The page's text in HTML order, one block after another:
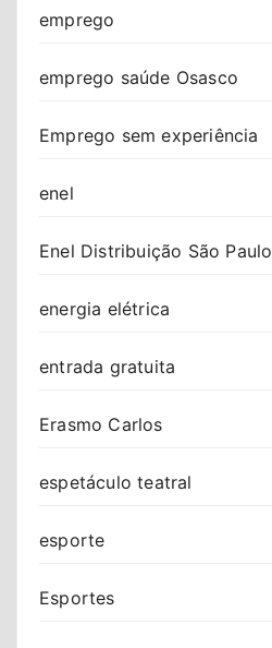
emprego
emprego saúde Osasco
Emprego sem experiência
enel
Enel Distribuição São Paulo
energia elétrica
entrada gratuita
Erasmo Carlos
espetáculo teatral
esporte
Esportes